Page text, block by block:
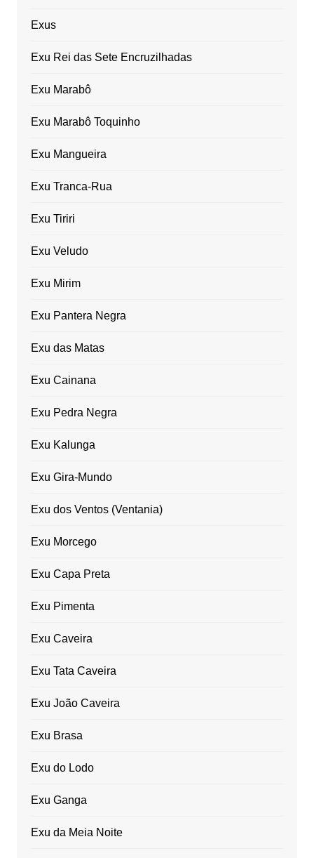
Exus
Exu Rei das Sete Encruzilhadas
Exu Marabô
Exu Marabô Toquinho
Exu Mangueira
Exu Tranca-Rua
Exu Tiriri
Exu Veludo
Exu Mirim
Exu Pantera Negra
Exu das Matas
Exu Cainana
Exu Pedra Negra
Exu Kalunga
Exu Gira-Mundo
Exu dos Ventos (Ventania)
Exu Morcego
Exu Capa Preta
Exu Pimenta
Exu Caveira
Exu Tata Caveira
Exu João Caveira
Exu Brasa
Exu do Lodo
Exu Ganga
Exu da Meia Noite